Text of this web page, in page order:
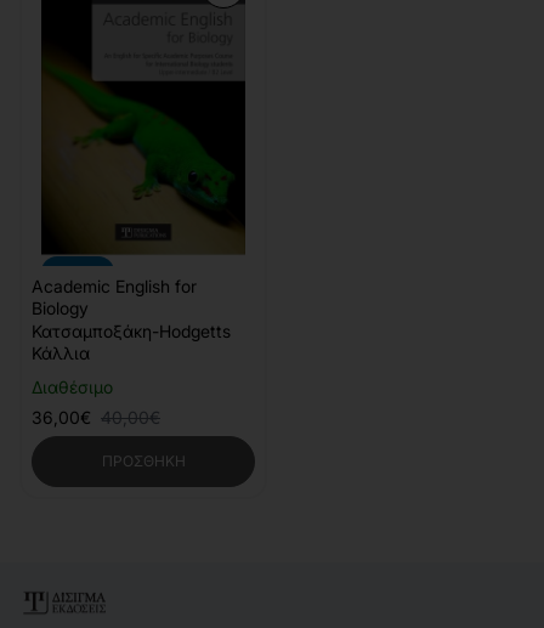
Διαθέσιμο
Academic English for
Biology
Κατσαμποξάκη-Hodgetts
Κάλλια
36,00€ 40,00€
ΠΡΟΣΘΉΚΗ